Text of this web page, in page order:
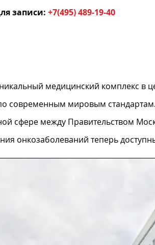
записи: +7(495) 489-19-40
медицинский комплекс в
современным мировым
сфере между Правительством
онкозаболеваний теперь